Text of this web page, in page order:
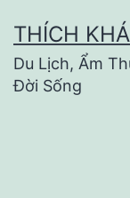
to
content
THÍCH
Du Lịch, Ẩm
Đời Sống